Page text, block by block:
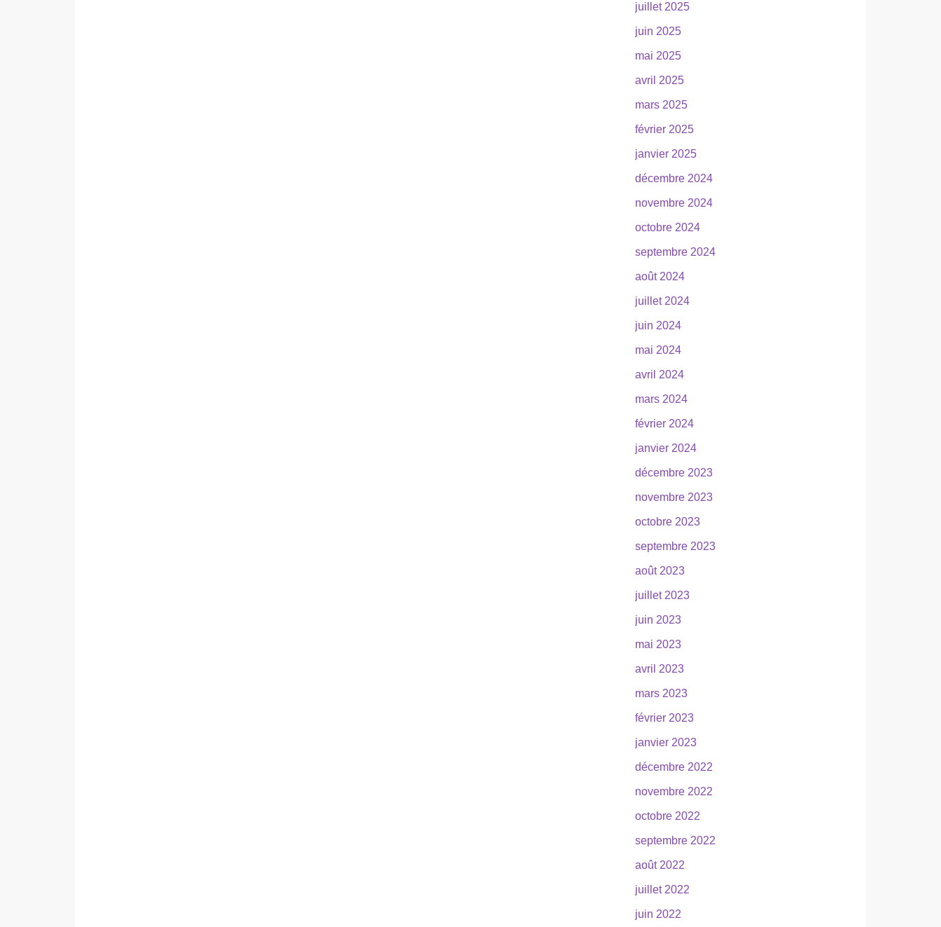
juillet 2025
juin 2025
mai 2025
avril 2025
mars 2025
février 2025
janvier 2025
décembre 2024
novembre 2024
octobre 2024
septembre 2024
août 2024
juillet 2024
juin 2024
mai 2024
avril 2024
mars 2024
février 2024
janvier 2024
décembre 2023
novembre 2023
octobre 2023
septembre 2023
août 2023
juillet 2023
juin 2023
mai 2023
avril 2023
mars 2023
février 2023
janvier 2023
décembre 2022
novembre 2022
octobre 2022
septembre 2022
août 2022
juillet 2022
juin 2022